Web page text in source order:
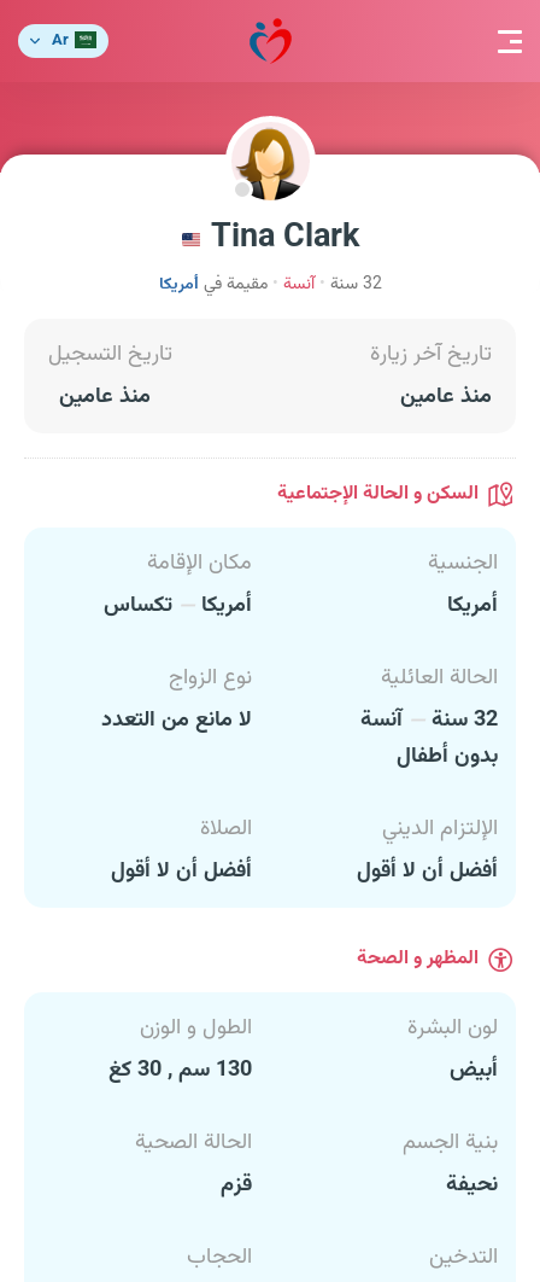
Ar
Tina Clark
32 سنة آنسة مقيمة في أمريكا
تاريخ آخر زيارة
منذ عامين
تاريخ التسجيل
منذ عامين
السكن و الحالة الإجتماعية
الجنسية
أمريكا
مكان الإقامة
أمريكا
تكساس
الحالة العائلية
32 سنة
آنسة
بدون أطفال
نوع الزواج
لا مانع من التعدد
الإلتزام الديني
أفضل أن لا أقول
الصلاة
أفضل أن لا أقول
المظهر و الصحة
لون البشرة
أبيض
الطول و الوزن
130 سم , 30 كغ
بنية الجسم
نحيفة
الحالة الصحية
قزم
التدخين
الحجاب